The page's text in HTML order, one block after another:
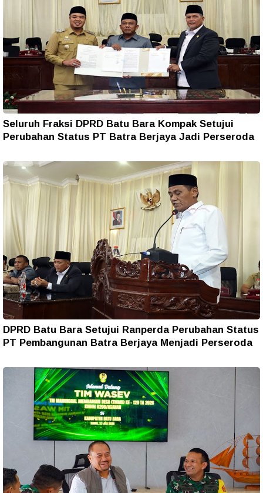
Seluruh Fraksi DPRD Batu Bara Kompak Setujui
Perubahan Status PT Batra Berjaya Jadi Perseroda
DPRD Batu Bara Setujui Ranperda Perubahan Status
PT Pembangunan Batra Berjaya Menjadi Perseroda